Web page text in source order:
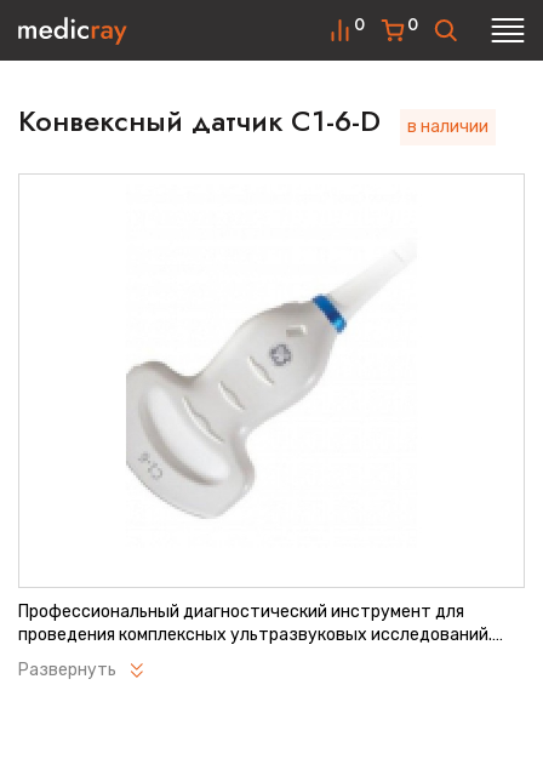
0
0
Конвексный датчик C1-6-D в наличии
Профессиональный диагностический инструмент для
проведения комплексных ультразвуковых исследований.
Обеспечивает четкую визуализацию органов на различной
глубине благодаря оптимальному частотному диапазону.
Развернуть